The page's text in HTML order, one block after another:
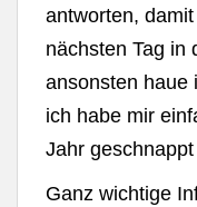
antworten,
nächsten Tag in
ansonsten haue
ich habe mir
Jahr
Ganz wichtige